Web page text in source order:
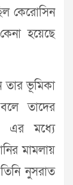
কেরোসিন
হয়েছে
ভূমিকা
তাদের
এর মধ্যে
মামলায়
নুসরাত